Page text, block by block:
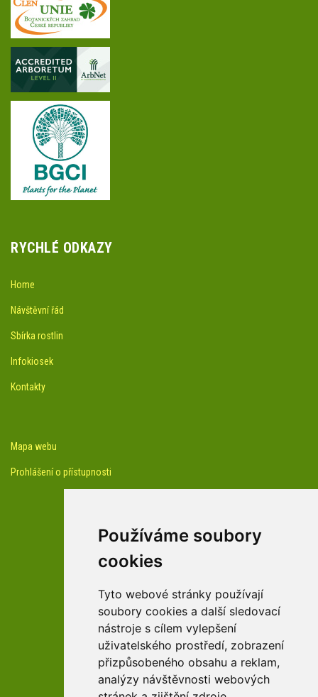
Používáme soubory
cookies
Tyto webové stránky používají
soubory cookies a další sledovací
nástroje s cílem vylepšení
uživatelského prostředí, zobrazení
přizpůsobeného obsahu a reklam,
analýzy návštěvnosti webových
RYCHLÉ ODKAZY
Home
Návštěvní řád
Sbírka rostlin
Infokiosek
Kontakty
Mapa webu
Prohlášení o přístupnosti
Youtube kanál arboreta